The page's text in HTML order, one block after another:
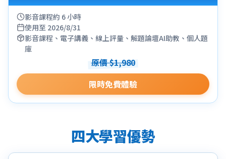
影音課程約 6 小時
使用至 2026/8/31
影音課程、電子講義、線上評量、解題論壇AI助教、個人題
庫
原價 $1,980
限時免費體驗
四大學習優勢